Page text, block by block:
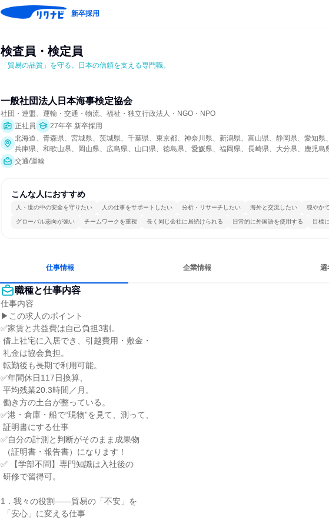
新卒採用
検査員・検定員
「貿易の品質」を守る。日本の信頼を支える専門職。
一般社団法人日本海事検定協会
社団・連盟、運輸・交通・物流、福祉・独立行政法人・NGO・NPO
正社員
27年卒 新卒採用
北海道、青森県、宮城県、茨城県、千葉県、東京都、神奈川県、新潟県、富山県、静岡県、愛知県
兵庫県、和歌山県、岡山県、広島県、山口県、徳島県、愛媛県、福岡県、長崎県、大分県、鹿児島
交通/運輸
こんな人におすすめ
人・世の中の安全を守りたい 人の仕事をサポートしたい 分析・リサーチしたい 海外と交流したい 穏やか
グローバル志向が強い チームワークを重視 長く同じ会社に居続けられる 日常的に外国語を使用する 目標
仕事情報 企業情報 選
職種と仕事内容
仕事内容
▶この求人のポイント
✅家賃と共益費は自己負担3割。
✅年間休日117日換算、
✅港・倉庫・船で“現物”を見て、測って、
✅自分の計測と判断がそのまま成果物
✅ 【学部不問】専門知識は入社後の
1．我々の役割――貿易の「不安」を